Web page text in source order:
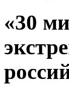
«30